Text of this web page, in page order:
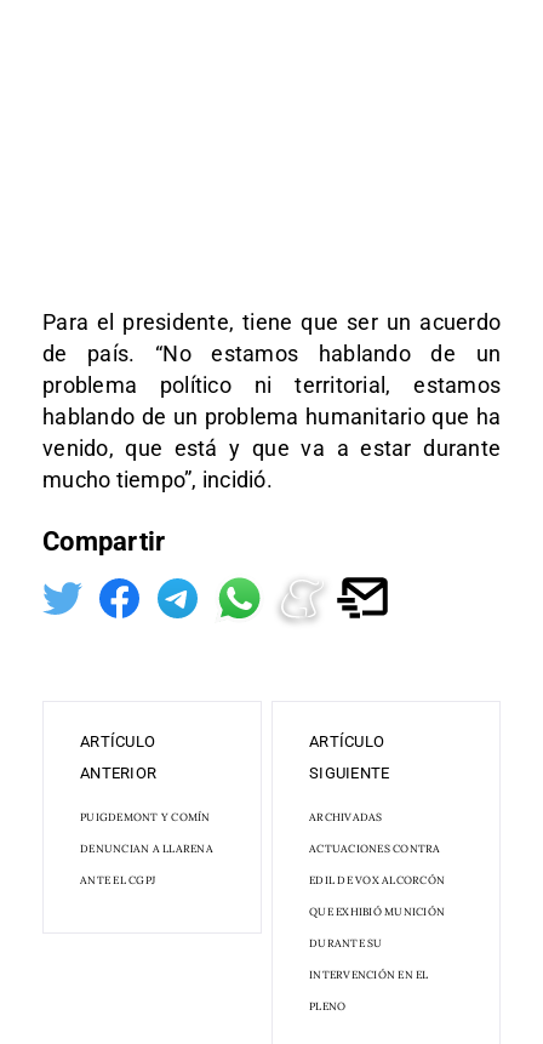
Para el presidente, tiene que ser un acuerdo
de país. “No estamos hablando de un
problema político ni territorial, estamos
hablando de un problema humanitario que ha
venido, que está y que va a estar durante
mucho tiempo”, incidió.
Compartir
ARTÍCULO
ANTERIOR
PUIGDEMONT Y COMÍN
DENUNCIAN A LLARENA
ANTE EL CGPJ
ARTÍCULO
SIGUIENTE
ARCHIVADAS
ACTUACIONES CONTRA
EDIL DE VOX ALCORCÓN
QUE EXHIBIÓ MUNICIÓN
DURANTE SU
INTERVENCIÓN EN EL
PLENO